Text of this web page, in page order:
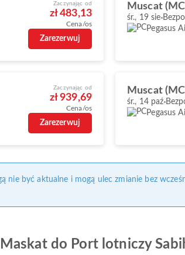
Zaczynając od
zł 483,13
Cena/os
Zarezerwuj
Muscat
śr., 19 sie
Pegasus
Zaczynając od
zł 939,69
Cena/os
Zarezerwuj
Muscat
śr., 14 paź
Pegasus
nie być aktualne i mogą ulec zmianie bez
do Port lotniczy